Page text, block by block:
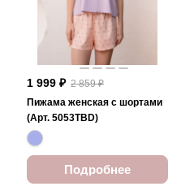
1 999 ₽ 2 859 ₽
Пижама женская с шортами
(Арт. 5053TBD)
Подробнее